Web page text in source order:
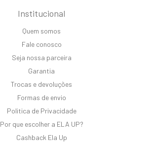
Institucional
Quem somos
Fale conosco
Seja nossa parceira
Garantia
Trocas e devoluções
Formas de envio
Politica de Privacidade
Por que escolher a ELA UP?
Cashback Ela Up